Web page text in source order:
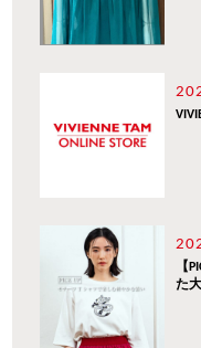
【
た